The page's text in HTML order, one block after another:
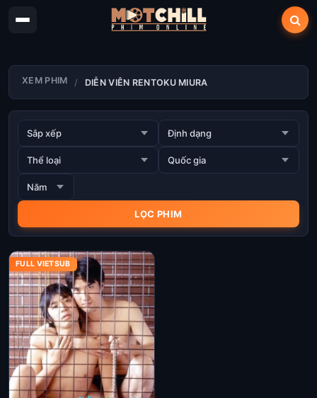
XEM PHIM DIỄN VIÊN RENTOKU MIURA
FULL VIETSUB